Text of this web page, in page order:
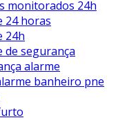
monitorados 24h
24 horas
24h
de segurança
alarme
banheiro pne